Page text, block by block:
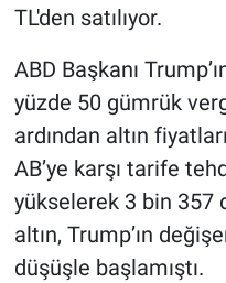
TL'den satılıyor.
ABD Başkanı
yüzde 50 gümrük
ardından altın
AB’ye karşı tarife
yükselerek 3 bin 357
altın, Trump’ın
düşüşle başlamıştı.
Popüler
Programlar
Sağlık
Spor
Teknoloji